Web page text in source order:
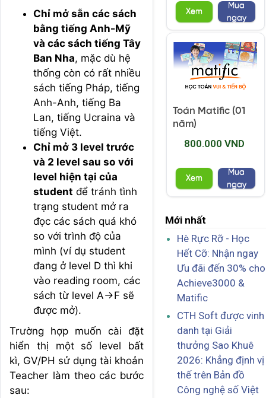
Chỉ mở sẵn các sách
bằng tiếng Anh-Mỹ
và các sách tiếng Tây
Ban Nha, mặc dù hệ
thống còn có rất nhiều
sách tiếng Pháp, tiếng
Anh-Anh, tiếng Ba
Lan, tiếng Ucraina và
tiếng Việt.
Chỉ mở 3 level trước
và 2 level sau so với
level hiện tại của
student để tránh tình
trạng student mở ra
đọc các sách quá khó
so với trình độ của
mình (ví dụ student
đang ở level D thì khi
vào reading room, các
sách từ level A->F sẽ
được mở).
Trường hợp muốn cài đặt
hiển thị một số level bất
kì, GV/PH sử dụng tài khoản
Teacher làm theo các bước
sau:
Xem
Mua
ngay
Toán Matific (01
năm)
800.000 VND
Xem
Mua
ngay
Mới nhất
Hè Rực Rỡ - Học
Hết Cỡ: Nhận ngay
Ưu đãi đến 30% cho
Achieve3000 &
Matific
CTH Soft được vinh
danh tại Giải
thưởng Sao Khuê
2026: Khẳng định vị
thế trên Bản đồ
Công nghệ số Việt